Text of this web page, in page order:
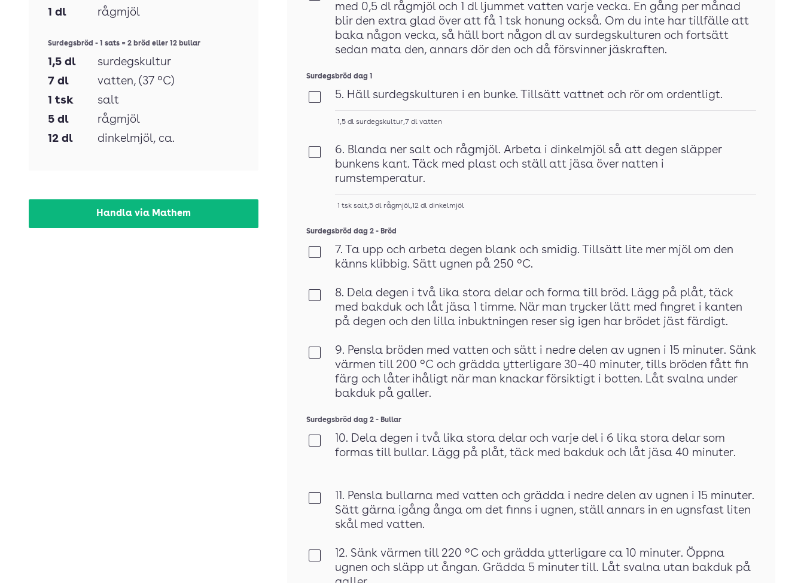
1 dl rågmjöl
Surdegsbröd - 1 sats = 2 bröd eller 12 bullar
1,5 dl
surdegskultur
7 dl vatten, (37 °C)
1 tsk
salt
5 dl
rågmjöl
12 dl dinkelmjöl, ca.
Handla via Mathem
med 0,5 dl rågmjöl och 1 dl ljummet vatten varje vecka. En gång per månad
blir den extra glad över att få 1 tsk honung också. Om du inte har tillfälle att
baka någon vecka, så häll bort någon dl av surdegskulturen och fortsätt
sedan mata den, annars dör den och då försvinner jäskraften.
Surdegsbröd dag 1
5. Häll surdegskulturen i en bunke. Tillsätt vattnet och rör om ordentligt.
1,5 dl surdegskultur,7 dl vatten
6. Blanda ner salt och rågmjöl. Arbeta i dinkelmjöl så att degen släpper
bunkens kant. Täck med plast och ställ att jäsa över natten i
rumstemperatur.
1 tsk salt,5 dl rågmjöl,12 dl dinkelmjöl
Surdegsbröd dag 2 - Bröd
7. Ta upp och arbeta degen blank och smidig. Tillsätt lite mer mjöl om den
känns klibbig. Sätt ugnen på 250 °C.
8. Dela degen i två lika stora delar och forma till bröd. Lägg på plåt, täck
med bakduk och låt jäsa 1 timme. När man trycker lätt med fingret i kanten
på degen och den lilla inbuktningen reser sig igen har brödet jäst färdigt.
9. Pensla bröden med vatten och sätt i nedre delen av ugnen i 15 minuter. Sänk
värmen till 200 °C och grädda ytterligare 30–40 minuter, tills bröden fått fin
färg och låter ihåligt när man knackar försiktigt i botten. Låt svalna under
bakduk på galler.
Surdegsbröd dag 2 - Bullar
10. Dela degen i två lika stora delar och varje del i 6 lika stora delar som
formas till bullar. Lägg på plåt, täck med bakduk och låt jäsa 40 minuter.
11. Pensla bullarna med vatten och grädda i nedre delen av ugnen i 15 minuter.
Sätt gärna igång ånga om det finns i ugnen, ställ annars in en ugnsfast liten
skål med vatten.
12. Sänk värmen till 220 °C och grädda ytterligare ca 10 minuter. Öppna
ugnen och släpp ut ångan. Grädda 5 minuter till. Låt svalna utan bakduk på